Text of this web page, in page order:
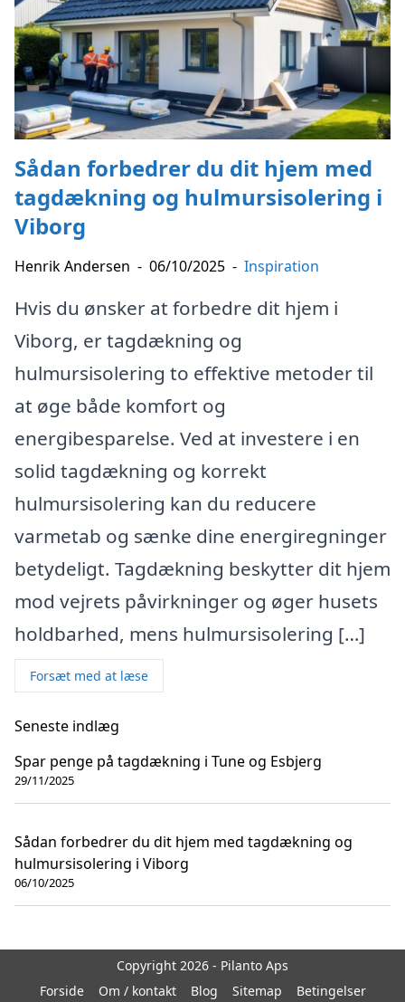
Sådan forbedrer du dit hjem med
tagdækning og hulmursisolering i
Viborg
Henrik Andersen - 06/10/2025 - Inspiration
Hvis du ønsker at forbedre dit hjem i
Viborg, er tagdækning og
hulmursisolering to effektive metoder til
at øge både komfort og
energibesparelse. Ved at investere i en
solid tagdækning og korrekt
hulmursisolering kan du reducere
varmetab og sænke dine energiregninger
betydeligt. Tagdækning beskytter dit hjem
mod vejrets påvirkninger og øger husets
holdbarhed, mens hulmursisolering […]
Forsæt med at læse
Seneste indlæg
Spar penge på tagdækning i Tune og Esbjerg
29/11/2025
Sådan forbedrer du dit hjem med tagdækning og
hulmursisolering i Viborg
06/10/2025
Copyright 2026 - Pilanto Aps
Forside
Om / kontakt Blog Sitemap Betingelser